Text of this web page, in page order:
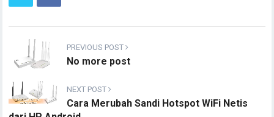
PREVIOUS POST
No more post
NEXT POST
Cara Merubah Sandi Hotspot WiFi Netis